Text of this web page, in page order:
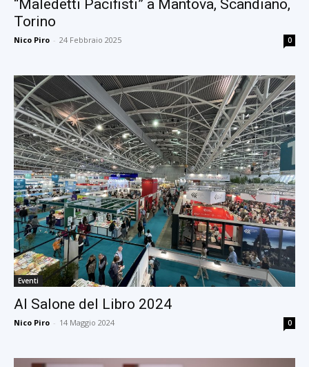
“Maledetti Pacifisti” a Mantova, Scandiano,
Torino
Nico Piro - 24 Febbraio 2025 0
Eventi
Al Salone del Libro 2024
Nico Piro - 14 Maggio 2024 0